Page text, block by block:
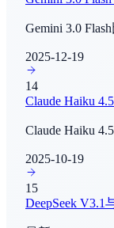
Happy
ByGoogle
τ²-Bench
数学推理
数学推理
DocVQA
Gemini 3.0
2025-12-19
14
Claude Haiku
Claude Haiku
2025-10-19
15
DeepSeek V3.1